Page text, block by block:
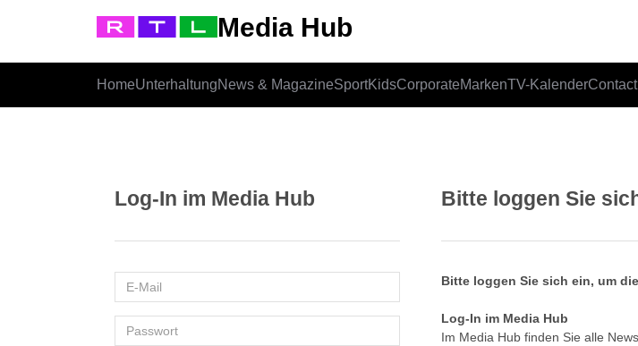
Media Hub
HomeUnterhaltungNews & MagazineSportKidsCorporateMarkenTV-KalenderContact
Bitte loggen Sie
Bitte loggen Sie sich ein, um
Log-In im Media Hub
Im Media Hub finden Sie alle
Log-In im Media Hub